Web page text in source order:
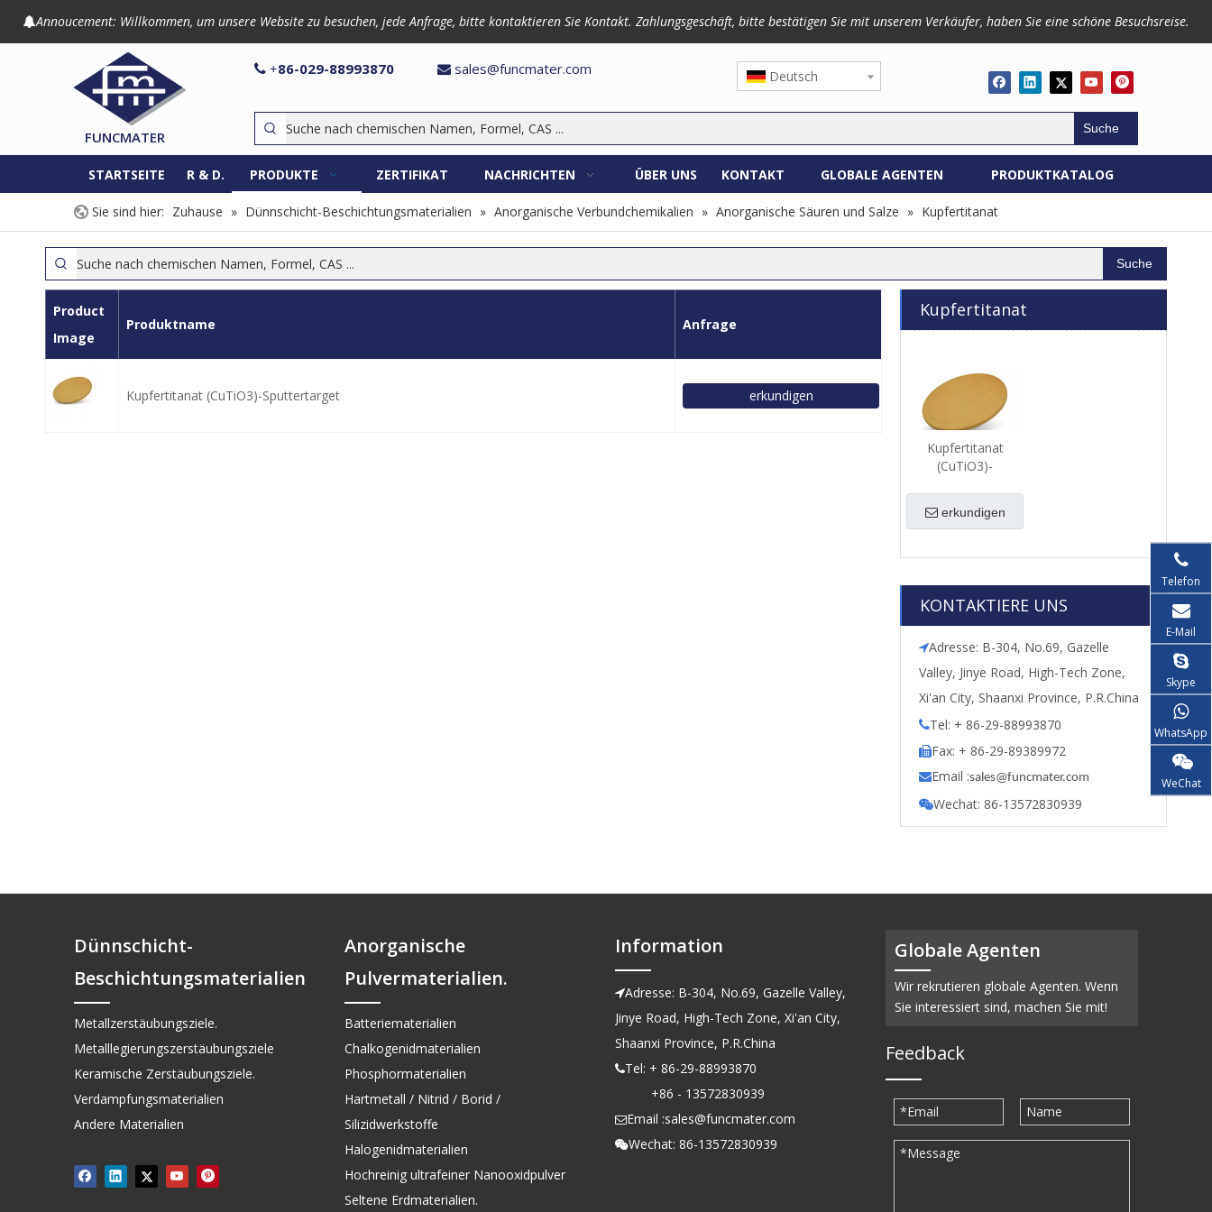
Annoucement: Willkommen, um unsere Website zu besuchen, jede Anfrage, bitte kontaktieren Sie Kontakt. Zahlungsgeschäft, bitte bestätigen Sie mit unserem Verkäufer, haben Sie eine schöne Besuchsreise.
FUNCMATER
 +86-029-88993870  sales@funcmater.com Deutsch
Suche
STARTSEITE R & D. PRODUKTE ZERTIFIKAT NACHRICHTEN ÜBER UNS KONTAKT GLOBALE AGENTEN PRODUKTKATALOG
Sie sind hier: Zuhause » Dünnschicht-Beschichtungsmaterialien » Anorganische Verbundchemikalien » Anorganische Säuren und Salze » Kupfertitanat
Suche
Product
Image
Produktname Anfrage
Kupfertitanat (CuTiO3)-Sputtertarget erkundigen
Kupfertitanat
Kupfertitanat
(CuTiO3)-
erkundigen
KONTAKTIERE UNS
Adresse: B-304, No.69, Gazelle
Valley, Jinye Road, High-Tech Zone,
Xi'an City, Shaanxi Province, P.R.China
Tel: + 86-29-88993870
Fax: + 86-29-89389972
Email :sales@funcmater.com
Wechat: 86-13572830939
Dünnschicht-
Beschichtungsmaterialien
Metallzerstäubungsziele.
Metalllegierungszerstäubungsziele
Keramische Zerstäubungsziele.
Verdampfungsmaterialien
Andere Materialien
Telefon
E-Mail
Skype
WhatsApp
WeChat
Anorganische
Pulvermaterialien.
Batteriematerialien
Chalkogenidmaterialien
Phosphormaterialien
Hartmetall / Nitrid / Borid /
Silizidwerkstoffe
Halogenidmaterialien
Hochreinig ultrafeiner Nanooxidpulver
Seltene Erdmaterialien.
Information
Adresse: B-304, No.69, Gazelle Valley,
Jinye Road, High-Tech Zone, Xi'an City,
Shaanxi Province, P.R.China
Tel: + 86-29-88993870
+86 - 13572830939
Email :sales@funcmater.com
Wechat: 86-13572830939
Globale Agenten
Wir rekrutieren globale Agenten. Wenn
Sie interessiert sind, machen Sie mit!
Feedback